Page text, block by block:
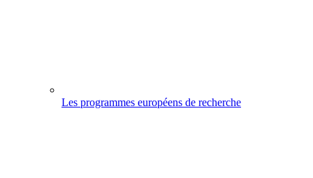
Les programmes européens de recherche